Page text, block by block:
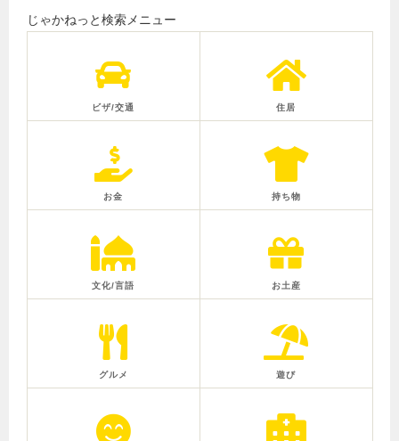
じゃかねっと検索メニュー
ビザ/交通 住居
お金 持ち物
文化/言語 お土産
グルメ 遊び